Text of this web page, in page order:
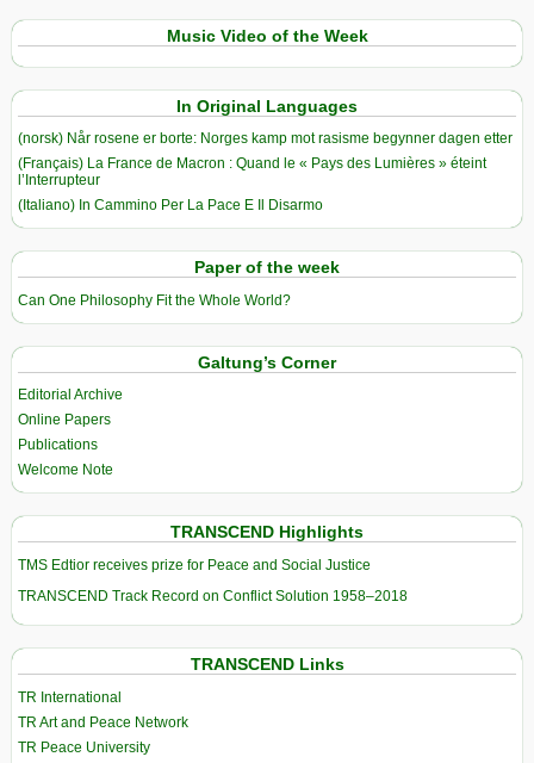
Music Video of the Week
In Original Languages
(norsk) Når rosene er borte: Norges kamp mot rasisme begynner dagen etter
(Français) La France de Macron : Quand le « Pays des Lumières » éteint
l’Interrupteur
(Italiano) In Cammino Per La Pace E Il Disarmo
Paper of the week
Can One Philosophy Fit the Whole World?
Galtung’s Corner
Editorial Archive
Online Papers
Publications
Welcome Note
TRANSCEND Highlights
TMS Edtior receives prize for Peace and Social Justice
TRANSCEND Track Record on Conflict Solution 1958–2018
TRANSCEND Links
TR International
TR Art and Peace Network
TR Peace University